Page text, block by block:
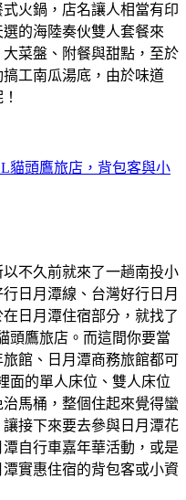
火鍋，店名讓人相當有印
的海陸奏伙雙人套餐來
菜盤、附餐與甜點，至於
工南瓜湯底，由於味道
貓頭鷹旅店，背包客與小
不久前就來了一趟南投小
日月潭線、台灣好行日月
日月潭住宿部分，就找了
頭鷹旅店。而這間你要當
館、日月潭商務旅館都可
面的單人床位、雙人床位
馬桶，整個住起來覺得蠻
接下來要去參與日月潭花
自行車嘉年華活動，或是
實惠住宿的背包客或小資